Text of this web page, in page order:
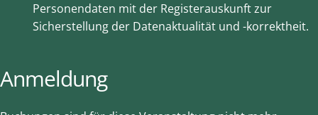
Personendaten mit der Registerauskunft zur
Sicherstellung der Datenaktualität und -korrektheit.
Anmeldung